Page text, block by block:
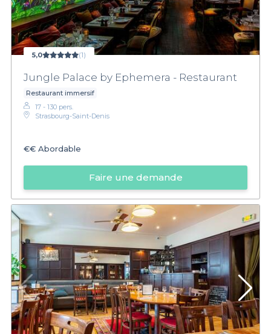
5,0 (1)
Jungle Palace by Ephemera - Restaurant
Restaurant immersif
17 - 130 pers.
Strasbourg-Saint-Denis
€€ Abordable
Faire une demande